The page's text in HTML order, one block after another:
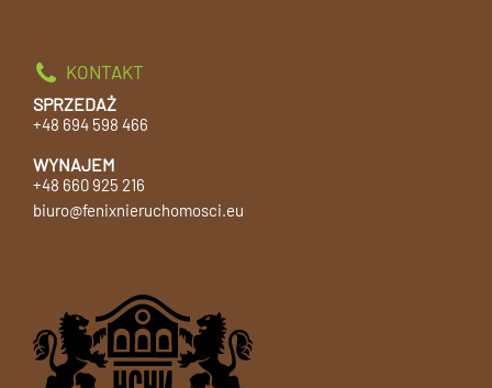
KONTAKT
SPRZEDAŻ
+48 694 598 466
WYNAJEM
+48 660 925 216
biuro@fenixnieruchomosci.eu